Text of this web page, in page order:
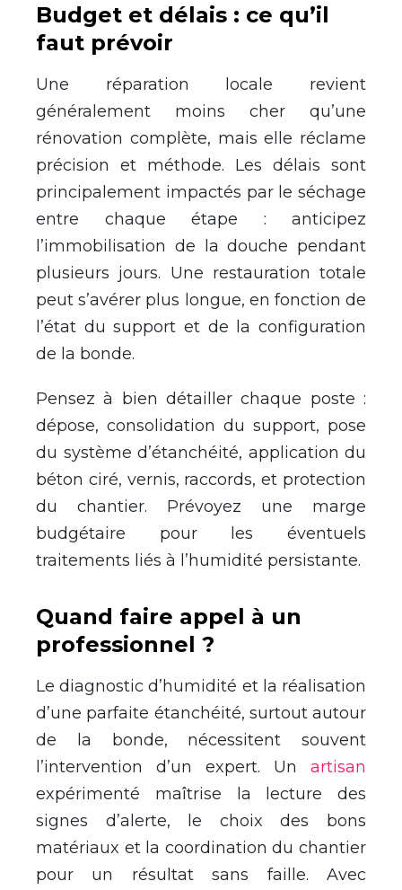
Budget et délais : ce qu’il
faut prévoir
Une réparation locale revient
généralement moins cher qu’une
rénovation complète, mais elle réclame
précision et méthode. Les délais sont
principalement impactés par le séchage
entre chaque étape : anticipez
l’immobilisation de la douche pendant
plusieurs jours. Une restauration totale
peut s’avérer plus longue, en fonction de
l’état du support et de la configuration
de la bonde.
Pensez à bien détailler chaque poste :
dépose, consolidation du support, pose
du système d’étanchéité, application du
béton ciré, vernis, raccords, et protection
du chantier. Prévoyez une marge
budgétaire pour les éventuels
traitements liés à l’humidité persistante.
Quand faire appel à un
professionnel ?
Le diagnostic d’humidité et la réalisation
d’une parfaite étanchéité, surtout autour
de la bonde, nécessitent souvent
l’intervention d’un expert. Un artisan
expérimenté maîtrise la lecture des
signes d’alerte, le choix des bons
matériaux et la coordination du chantier
pour un résultat sans faille. Avec